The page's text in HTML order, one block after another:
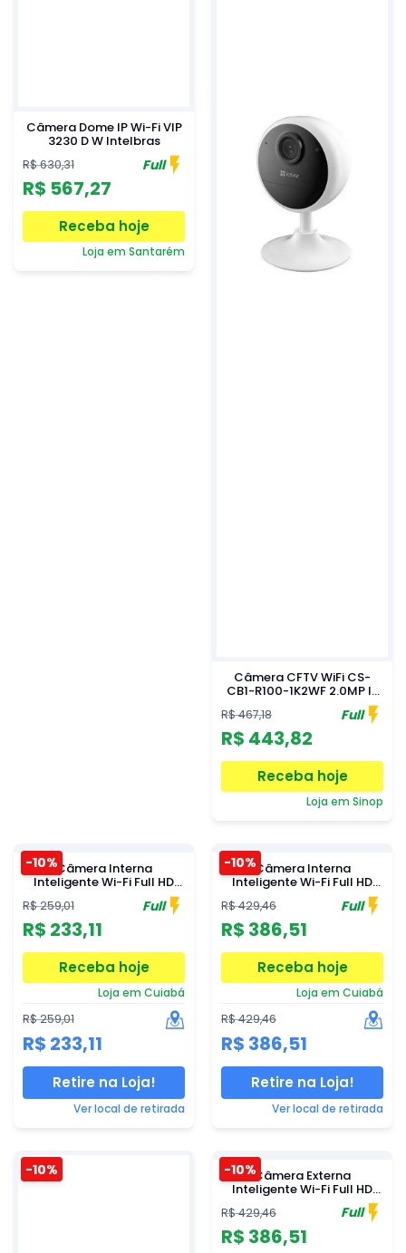
Câmera Dome IP Wi-Fi VIP
3230 D W Intelbras
R$ 630,31 Full
R$ 567,27
Receba hoje
Loja em Santarém
Câmera CFTV WiFi CS-
CB1-R100-1K2WF 2.0MP IR
12m 2,8 mm com Bateria
Ezviz by Hikvision
R$ 467,18 Full
R$ 443,82
Receba hoje
Loja em Sinop
-10%Câmera Interna
Inteligente Wi-Fi Full HD
R$ 259,01 Full
R$ 233,11
Receba hoje
Loja em Cuiabá
R$ 259,01
R$ 233,11
Retire na Loja!
Ver local de retirada
-10%Câmera Interna
Inteligente Wi-Fi Full HD
MicroSD 32GB
R$ 429,46 Full
R$ 386,51
Receba hoje
Loja em Cuiabá
R$ 429,46
R$ 386,51
Retire na Loja!
Ver local de retirada
-10% -10%Câmera Externa
Inteligente Wi-Fi Full HD
Intelbras iM5 S 4MP
R$ 429,46 Full
R$ 386,51